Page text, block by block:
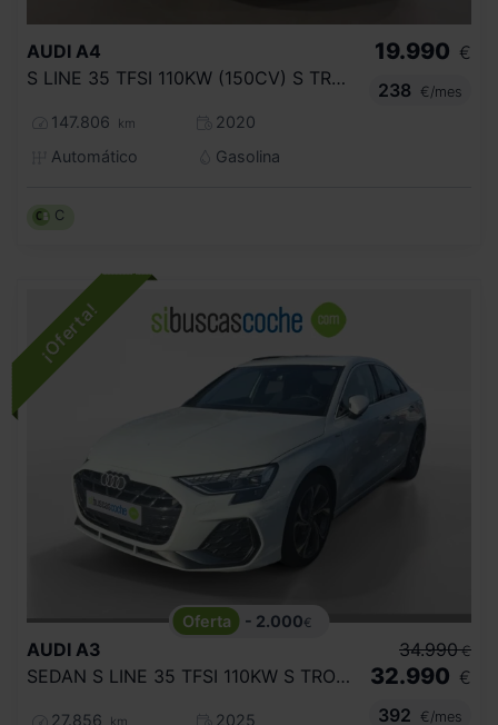
AUDI A4
S LINE 35 TFSI 110KW (150CV) S TRONIC
147.806 km
2020
Automático
Gasolina
19.990 €
238
€/mes
C
- 2.000€
AUDI A3
SEDAN S LINE 35 TFSI 110KW S TRONIC
27.856 km
2025
34.990 €
32.990 €
392
€/mes